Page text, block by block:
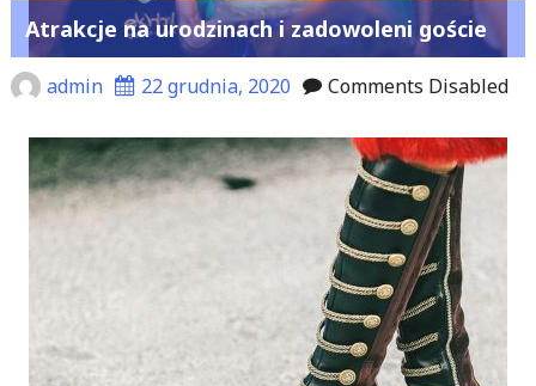
Atrakcje na urodzinach i zadowoleni goście
admin 22 grudnia, 2020 Comments Disabled